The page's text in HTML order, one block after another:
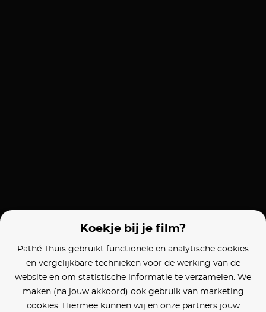
Koekje bij je film?
Pathé Thuis gebruikt functionele en analytische cookies
en vergelijkbare technieken voor de werking van de
website en om statistische informatie te verzamelen. We
maken (na jouw akkoord) ook gebruik van marketing
cookies. Hiermee kunnen wij en onze partners jouw